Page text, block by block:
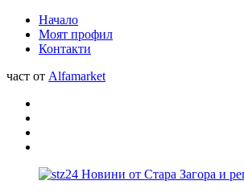
Начало
Моят профил
Контакти
част от Alfamarket